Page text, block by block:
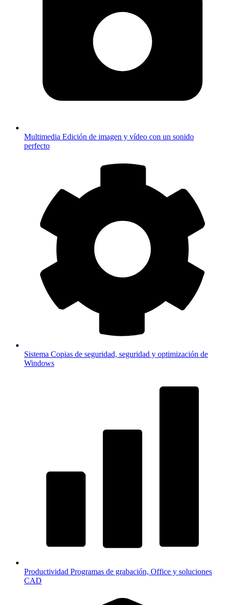
Multimedia Edición de imagen y vídeo con un sonido
perfecto
Sistema Copias de seguridad, seguridad y optimización de
Windows
Productividad Programas de grabación, Office y soluciones
CAD